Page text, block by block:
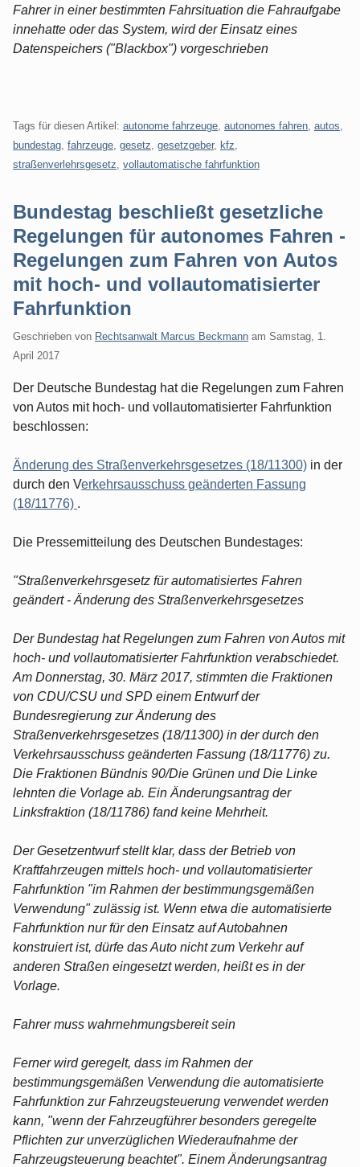
Fahrer in einer bestimmten Fahrsituation die Fahraufgabe
innehatte oder das System, wird der Einsatz eines
Datenspeichers ("Blackbox") vorgeschrieben
Tags für diesen Artikel: autonome fahrzeuge autonomes fahren autos
bundestag fahrzeuge gesetz gesetzgeber, kfz
straßenverlehrsgesetz vollautomatische fahrfunktion
Bundestag beschließt gesetzliche
Regelungen für autonomes Fahren -
Regelungen zum Fahren von Autos
mit hoch- und vollautomatisierter
Fahrfunktion
Geschrieben von Rechtsanwalt Marcus Beckmann am Samstag, 1.
April 2017
Der Deutsche Bundestag hat die Regelungen zum Fahren
von Autos mit hoch- und vollautomatisierter Fahrfunktion
beschlossen:
Änderung des Straßenverkehrsgesetzes (18/11300) in der
durch den Verkehrsausschuss geänderten Fassung
(18/11776) .
Die Pressemitteilung des Deutschen Bundestages:
"Straßen­verkehrsgesetz für automatisiertes Fahren
geändert - Änderung des Straßenverkehrsgesetzes
Der Bundestag hat Regelungen zum Fahren von Autos mit
hoch- und vollautomatisierter Fahrfunktion verabschiedet.
Am Donnerstag, 30. März 2017, stimmten die Fraktionen
von CDU/CSU und SPD einem Entwurf der
Bundesregierung zur Änderung des
Straßenverkehrsgesetzes (18/11300) in der durch den
Verkehrsausschuss geänderten Fassung (18/11776) zu.
Die Fraktionen Bündnis 90/Die Grünen und Die Linke
lehnten die Vorlage ab. Ein Änderungsantrag der
Linksfraktion (18/11786) fand keine Mehrheit.
Der Gesetzentwurf stellt klar, dass der Betrieb von
Kraftfahrzeugen mittels hoch- und vollautomatisierter
Fahrfunktion "im Rahmen der bestimmungsgemäßen
Verwendung" zulässig ist. Wenn etwa die automatisierte
Fahrfunktion nur für den Einsatz auf Autobahnen
konstruiert ist, dürfe das Auto nicht zum Verkehr auf
anderen Straßen eingesetzt werden, heißt es in der
Vorlage.
Fahrer muss wahrnehmungsbereit sein
Ferner wird geregelt, dass im Rahmen der
bestimmungsgemäßen Verwendung die automatisierte
Fahrfunktion zur Fahrzeugsteuerung verwendet werden
kann, "wenn der Fahrzeugführer besonders geregelte
Pflichten zur unverzüglichen Wiederaufnahme der
Fahrzeugsteuerung beachtet". Einem Änderungsantrag